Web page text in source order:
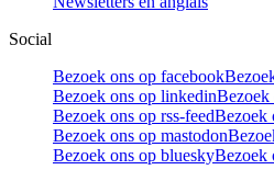
Social
Bezoek ons op facebook
Bezoek ons op linkedinBezoek
Bezoek ons op rss-feedBezoek
Bezoek ons op mastodon
Bezoek ons op blueskyBezoek